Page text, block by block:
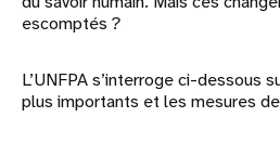
escomptés ?
L’UNFPA s’interroge ci-dessous
plus importants et les mesures